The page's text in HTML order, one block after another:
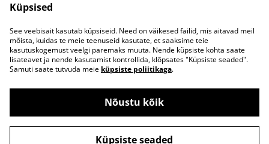
Müügitingimused
Küpsised
Kontaktid
B2B koostöö
©2026S&S Riided
Küpsised
See veebisait kasutab küpsiseid. Need on väikesed failid, mis aitavad meil
mõista, kuidas te meie teenuseid kasutate, et saaksime teie
kasutuskogemust veelgi paremaks muuta. Nende küpsiste kohta saate
lisateavet ja nende kasutamist kontrollida, klõpsates "Küpsiste seaded".
Samuti saate tutvuda meie küpsiste poliitikaga.
Nõustu kõik
Küpsiste seaded